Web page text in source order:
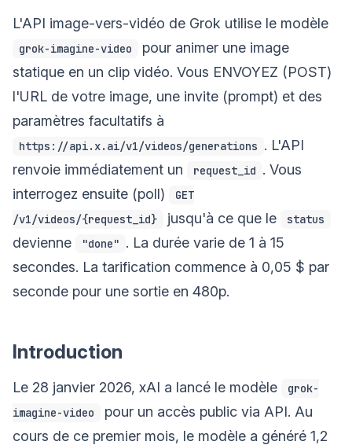
L'API image-vers-vidéo de Grok utilise le modèle
grok-imagine-video
pour animer une image
statique en un clip vidéo. Vous ENVOYEZ (POST)
l'URL de votre image, une invite (prompt) et des
paramètres facultatifs à
https://api.x.ai/v1/videos/generations . L'API
renvoie immédiatement un
request_id . Vous
interrogez ensuite (poll)
GET
/v1/videos/{request_id}
jusqu'à ce que le status
devienne "done" . La durée varie de 1 à 15
secondes. La tarification commence à 0,05 $ par
seconde pour une sortie en 480p.
Introduction
Le 28 janvier 2026, xAI a lancé le modèle
grok-
imagine-video
pour un accès public via API. Au
cours de ce premier mois, le modèle a généré 1,2